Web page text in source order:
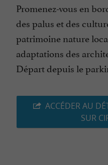
Promenez-vous en
des palus et des
patrimoine nature
adaptations des
Départ depuis le
ACCÉDER AU
SUR